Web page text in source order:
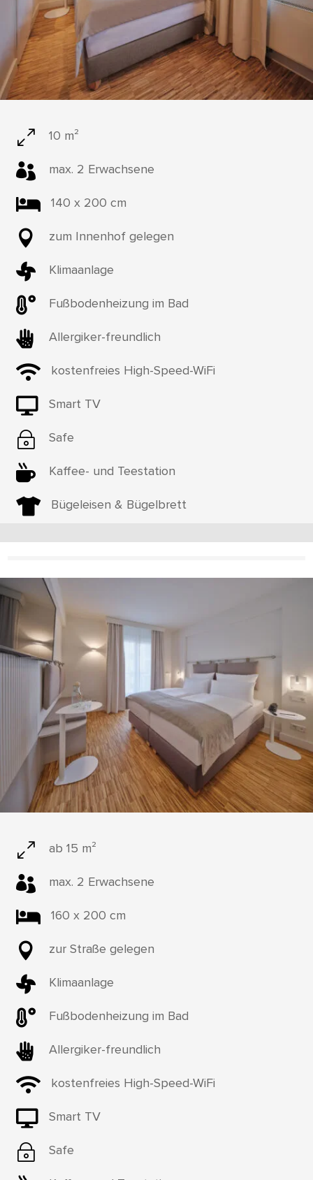
0 10 m²
 max. 2 Erwachsene
 140 x 200 cm
 zum Innenhof gelegen
 Klimaanlage
 Fußbodenheizung im Bad
 Allergiker-freundlich
 kostenfreies High-Speed-WiFi
 Smart TV
~ Safe
 Kaffee- und Teestation
 Bügeleisen & Bügelbrett
0 ab 15 m²
 max. 2 Erwachsene
 160 x 200 cm
 zur Straße gelegen
 Klimaanlage
 Fußbodenheizung im Bad
 Allergiker-freundlich
 kostenfreies High-Speed-WiFi
 Smart TV
~ Safe